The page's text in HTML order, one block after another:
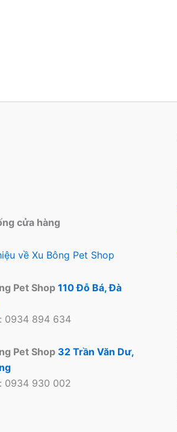
cửa hàng
về Xu Bông Pet Shop
Pet Shop 110 Đỗ Bá, Đà
0934 894 634
Pet Shop 32 Trần Văn Dư,
0934 930 002